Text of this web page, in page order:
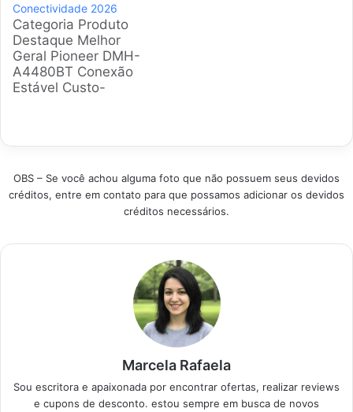
de…
Conectividade 2026
Categoria Produto
Destaque Melhor
Geral Pioneer DMH-
A4480BT Conexão
Estável Custo-
Premium Pioneer
Gigante Atualizar o
veículo com
viagens tranquilas e
modelos campeões
OBS – Se você achou alguma foto que não possuem seus devidos
créditos, entre em contato para que possamos adicionar os devidos
créditos necessários.
Marcela Rafaela
Sou escritora e apaixonada por encontrar ofertas, realizar reviews
e cupons de desconto. estou sempre em busca de novos